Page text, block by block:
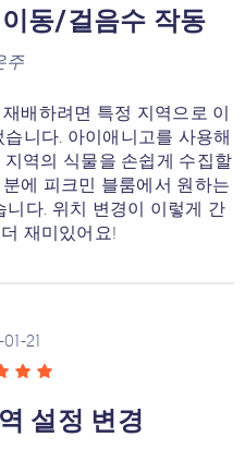
동/걸음수 작동
주
배하려면 특정 지역으로 이
니다. 아이애니고를 사용해
역의 식물을 손쉽게 수집할
에 피크민 블룸에서 원하는
다. 위치 변경이 이렇게 간
재미있어요!
21
설정 변경